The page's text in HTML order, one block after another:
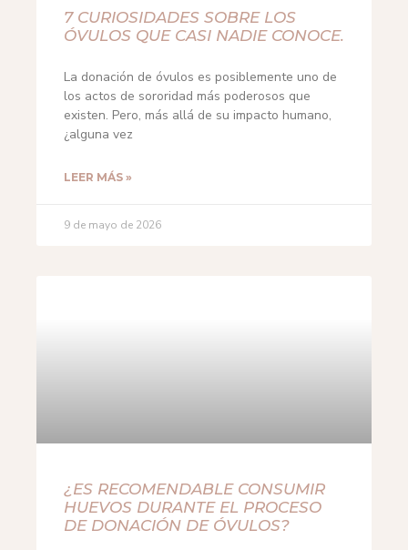
7 CURIOSIDADES SOBRE LOS
ÓVULOS QUE CASI NADIE CONOCE.
La donación de óvulos es posiblemente uno de
los actos de sororidad más poderosos que
existen. Pero, más allá de su impacto humano,
¿alguna vez
LEER MÁS »
9 de mayo de 2026
¿ES RECOMENDABLE CONSUMIR
HUEVOS DURANTE EL PROCESO
DE DONACIÓN DE ÓVULOS?